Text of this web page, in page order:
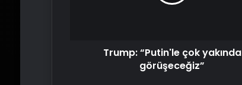
Trump: “Putin'le çok yakında
görüşeceğiz”